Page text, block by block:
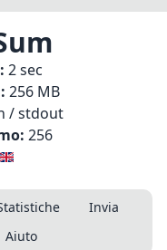
2 sec
256 MB
/ stdout
256
Invia
Aiuto